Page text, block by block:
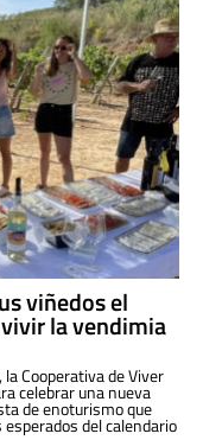
viñedos el
la vendimia
Cooperativa de Viver
celebrar una nueva
de enoturismo que
del calendario